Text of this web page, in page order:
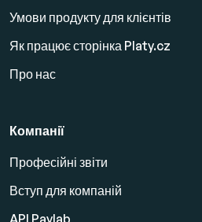
Умови продукту для клієнтів
Як працює сторінка Platy.cz
Про нас
Компанії
Професійні звіти
Вступ для компаній